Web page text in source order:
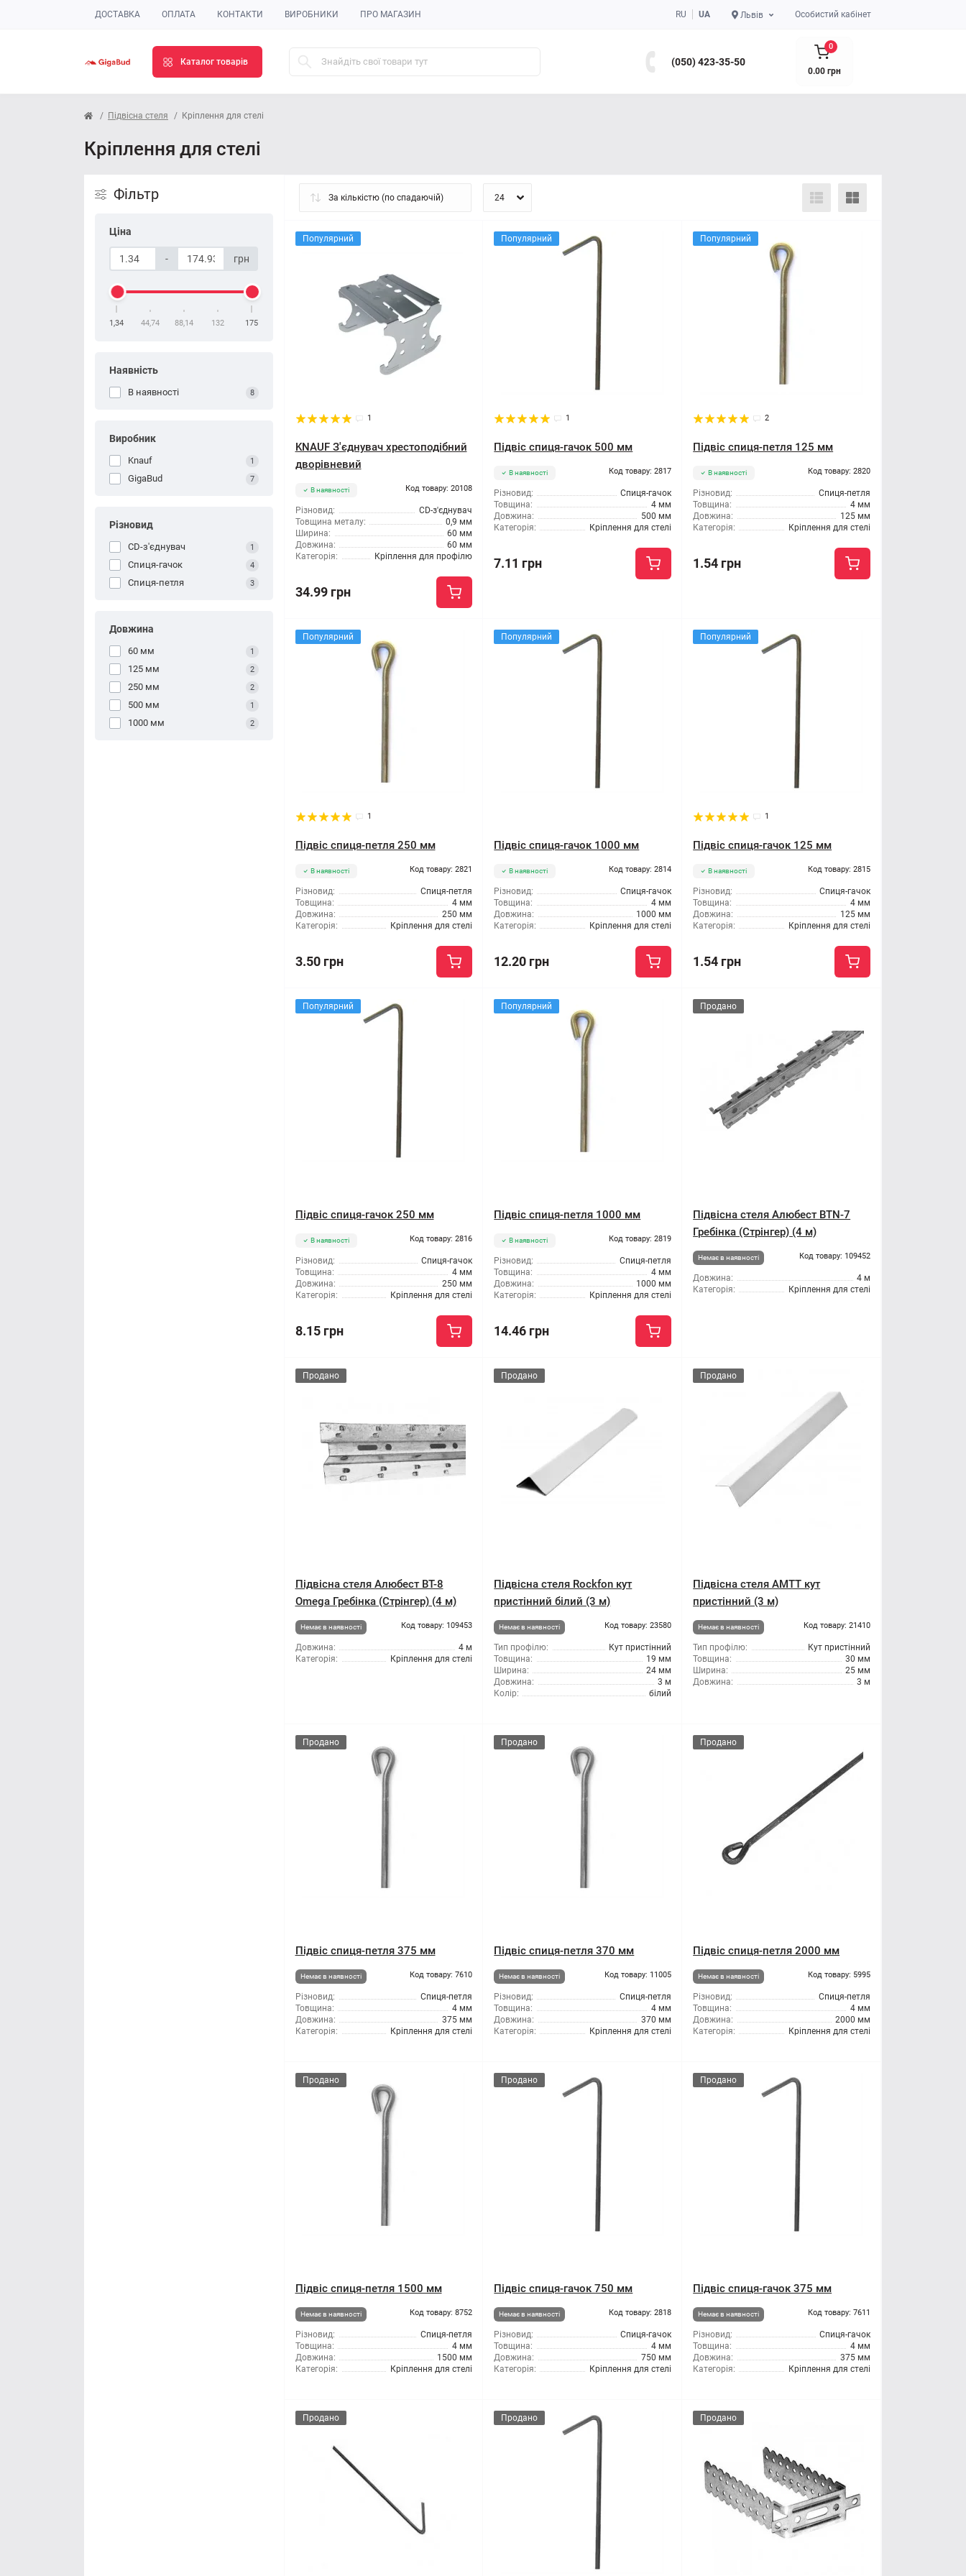
ДОСТАВКА ОПЛАТА КОНТАКТИ ВИРОБНИКИ ПРО МАГАЗИН RU UA Львів Особистий кабінет
Каталог товарів (050) 423-35-50
0
0.00 грн
Підвісна стеля Кріплення для стелі
Кріплення для стелі
Фільтр
Ціна
- грн
1,34 44,74 88,14 132 175
Наявність
В наявності 8
Виробник
Knauf 1
GigaBud 7
Різновид
CD-з'єднувач 1
Спиця-гачок 4
Спиця-петля 3
Довжина
60 мм 1
125 мм 2
250 мм 2
500 мм 1
1000 мм 2
Популярний
1
KNAUF З'єднувач хрестоподібний
дворівневий
В наявності Код товару: 20108
Різновид:
CD-з'єднувач
Товщина металу:
0,9 мм
Ширина:
60 мм
Довжина:
60 мм
Категорія:
Кріплення для профілю
34.99 грн
Популярний
1
Підвіс спиця-гачок 500 мм
В наявності Код товару: 2817
Різновид:
Спиця-гачок
Товщина:
4 мм
Довжина:
500 мм
Категорія:
Кріплення для стелі
7.11 грн
Популярний
2
Підвіс спиця-петля 125 мм
В наявності Код товару: 2820
Різновид:
Спиця-петля
Товщина:
4 мм
Довжина:
125 мм
Категорія:
Кріплення для стелі
1.54 грн
Популярний
1
Підвіс спиця-петля 250 мм
В наявності Код товару: 2821
Різновид:
Спиця-петля
Товщина:
4 мм
Довжина:
250 мм
Категорія:
Кріплення для стелі
3.50 грн
Популярний
Підвіс спиця-гачок 1000 мм
В наявності Код товару: 2814
Різновид:
Спиця-гачок
Товщина:
4 мм
Довжина:
1000 мм
Категорія:
Кріплення для стелі
12.20 грн
Популярний
1
Підвіс спиця-гачок 125 мм
В наявності Код товару: 2815
Різновид:
Спиця-гачок
Товщина:
4 мм
Довжина:
125 мм
Категорія:
Кріплення для стелі
1.54 грн
Популярний
Підвіс спиця-гачок 250 мм
В наявності Код товару: 2816
Різновид:
Спиця-гачок
Товщина:
4 мм
Довжина:
250 мм
Категорія:
Кріплення для стелі
8.15 грн
Популярний
Підвіс спиця-петля 1000 мм
В наявності Код товару: 2819
Різновид:
Спиця-петля
Товщина:
4 мм
Довжина:
1000 мм
Категорія:
Кріплення для стелі
14.46 грн
Продано
Підвісна стеля Алюбест BTN-7
Гребінка (Стрінгер) (4 м)
Немає в наявності Код товару: 109452
Довжина:
4 м
Категорія:
Кріплення для стелі
Продано
Підвісна стеля Алюбест BT-8
Omega Гребінка (Стрінгер) (4 м)
Немає в наявності Код товару: 109453
Довжина:
4 м
Категорія:
Кріплення для стелі
Продано
Підвісна стеля Rockfon кут
пристінний білий (3 м)
Немає в наявності Код товару: 23580
Тип профілю:
Кут пристінний
Товщина:
19 мм
Ширина:
24 мм
Довжина:
3 м
Колір:
білий
Продано
Підвісна стеля AMTT кут
пристінний (3 м)
Немає в наявності Код товару: 21410
Тип профілю:
Кут пристінний
Товщина:
30 мм
Ширина:
25 мм
Довжина:
3 м
Продано
Підвіс спиця-петля 375 мм
Немає в наявності Код товару: 7610
Різновид:
Спиця-петля
Товщина:
4 мм
Довжина:
375 мм
Категорія:
Кріплення для стелі
Продано
Підвіс спиця-петля 370 мм
Немає в наявності Код товару: 11005
Різновид:
Спиця-петля
Товщина:
4 мм
Довжина:
370 мм
Категорія:
Кріплення для стелі
Продано
Підвіс спиця-петля 2000 мм
Немає в наявності Код товару: 5995
Різновид:
Спиця-петля
Товщина:
4 мм
Довжина:
2000 мм
Категорія:
Кріплення для стелі
Продано
Підвіс спиця-петля 1500 мм
Немає в наявності Код товару: 8752
Різновид:
Спиця-петля
Товщина:
4 мм
Довжина:
1500 мм
Категорія:
Кріплення для стелі
Продано
Підвіс спиця-гачок 750 мм
Немає в наявності Код товару: 2818
Різновид:
Спиця-гачок
Товщина:
4 мм
Довжина:
750 мм
Категорія:
Кріплення для стелі
Продано
Підвіс спиця-гачок 375 мм
Немає в наявності Код товару: 7611
Різновид:
Спиця-гачок
Товщина:
4 мм
Довжина:
375 мм
Категорія:
Кріплення для стелі
Продано Продано Продано